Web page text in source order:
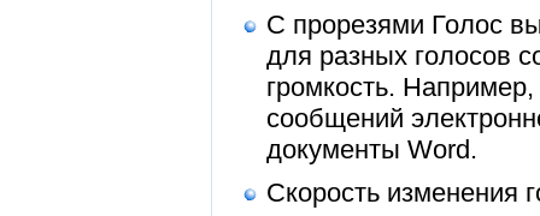
С прорезями Голос
для разных голосов
громкость.
сообщений
документы Word.
Скорость изменения